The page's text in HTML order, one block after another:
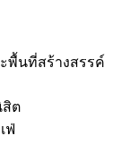
พื้นที่สร้างสรรค์
ต
ฟ่